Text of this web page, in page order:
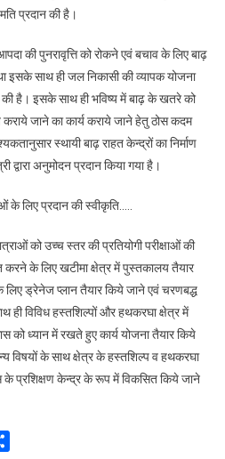
क्षेत्र।
प्रदान की है।
की पुनरावृत्ति को रोकने एवं बचाव के लिए बाढ़
इसके साथ ही जल निकासी की व्यापक योजना
की है। इसके साथ ही भविष्य में बाढ़ के खतरे को
जाने का कार्य कराये जाने हेतु ठोस कदम
स्थायी बाढ़ राहत केन्द्रों का निर्माण
द्वारा अनुमोदन प्रदान किया गया है।
के लिए प्रदान की स्वीकृति…..
को उच्च स्तर की प्रतियोगी परीक्षाओं की
करने के लिए खटीमा क्षेत्र में पुस्तकालय तैयार
ड्रेनेज प्लान तैयार किये जाने एवं चरणबद्ध
ही विविध हस्तशिल्पों और हथकरघा क्षेत्र में
को ध्यान में रखते हुए कार्य योजना तैयार किये
विषयों के साथ क्षेत्र के हस्तशिल्प व हथकरघा
प्रशिक्षण केन्द्र के रूप में विकसित किये जाने